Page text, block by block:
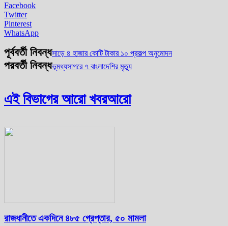
Facebook
Twitter
Pinterest
WhatsApp
পূর্ববর্তী নিবন্ধসাড়ে ৪ হাজার কোটি টাকার ১০ প্রকল্প অনুমোদন
পরবর্তী নিবন্ধভূমধ্যসাগরে ৭ বাংলাদেশির মৃত্যু
এই বিভাগের আরো খবরআরো
রাজধানীতে একদিনে ৪৮৫ গ্রেপ্তার, ৫০ মামলা